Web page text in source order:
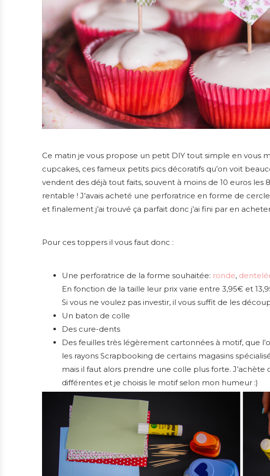
Ce matin je vous propose un petit DIY tout simple en vous
cupcakes, ces fameux petits pics décoratifs qu’on voit
vendent des déjà tout faits, souvent à moins de 10 euros les
rentable ! J’avais acheté une perforatrice en forme de
et finalement j’ai trouvé ça parfait donc j’ai fini par en acheter
Pour ces toppers il vous faut donc :
Une perforatrice de la forme souhaitée: ronde,
En fonction de la taille leur prix varie entre 3,95€ et
Si vous ne voulez pas investir, il vous suffit de les
Un baton de colle
Des cure-dents
Des feuilles très légèrement cartonnées à motif, que
les rayons Scrapbooking de certains magasins
mais il faut alors prendre une colle plus forte. J’achète
différentes et je choisis le motif selon mon humeur :)